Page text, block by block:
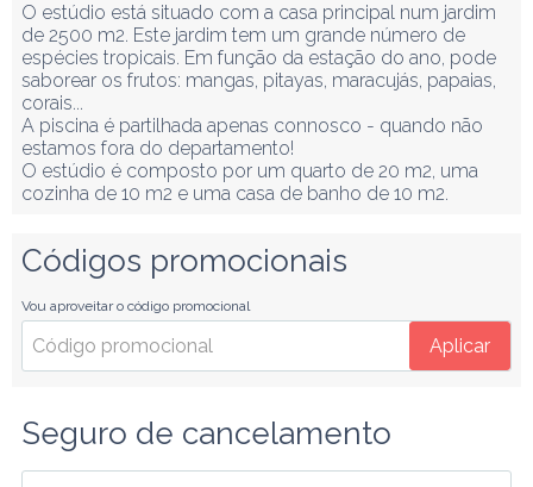
O estúdio está situado com a casa principal num jardim
de 2500 m2. Este jardim tem um grande número de
espécies tropicais. Em função da estação do ano, pode
saborear os frutos: mangas, pitayas, maracujás, papaias,
corais...
A piscina é partilhada apenas connosco - quando não
estamos fora do departamento!
O estúdio é composto por um quarto de 20 m2, uma
cozinha de 10 m2 e uma casa de banho de 10 m2.
Códigos promocionais
Vou aproveitar o código promocional
Aplicar
Seguro de cancelamento